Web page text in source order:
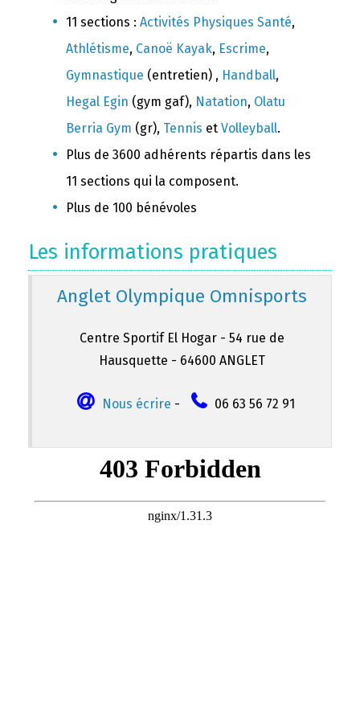
11 sections : Activités Physiques Santé,
Athlétisme, Canoë Kayak, Escrime,
Gymnastique (entretien) , Handball,
Hegal Egin (gym gaf), Natation, Olatu
Berria Gym (gr), Tennis et Volleyball.
Plus de 3600 adhérents répartis dans les
11 sections qui la composent.
Plus de 100 bénévoles
Les informations pratiques
Anglet Olympique Omnisports
Centre Sportif El Hogar - 54 rue de
Hausquette - 64600 ANGLET
Nous écrire - 06 63 56 72 91